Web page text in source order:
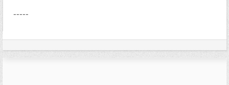
-----